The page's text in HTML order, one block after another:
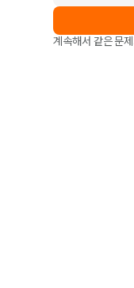
계속해서 같은 문